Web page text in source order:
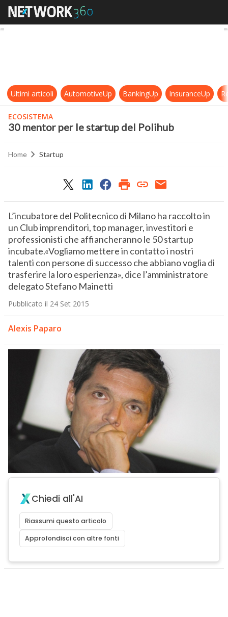
30 mentor per le startup del
Ultimi articoli AutomotiveUp BankingUp InsuranceUp
ECOSISTEMA
30 mentor per le startup del Polihub
Home Startup
L’incubatore del Politecnico di Milano ha raccolto in
un Club imprenditori, top manager, investitori e
professionisti che affiancheranno le 50 startup
incubate.«Vogliamo mettere in contatto i nostri
talenti con persone di successo che abbiano voglia di
trasferire la loro esperienza», dice l’amministratore
delegato Stefano Mainetti
Pubblicato il 24 Set 2015
Alexis Paparo
Chiedi all'AI
Riassumi questo articolo
Approfondisci con altre fonti